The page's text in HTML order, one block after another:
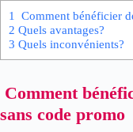
1
Comment bénéficier
2 Quels avantages?
3 Quels inconvénients?
Comment
sans code promo